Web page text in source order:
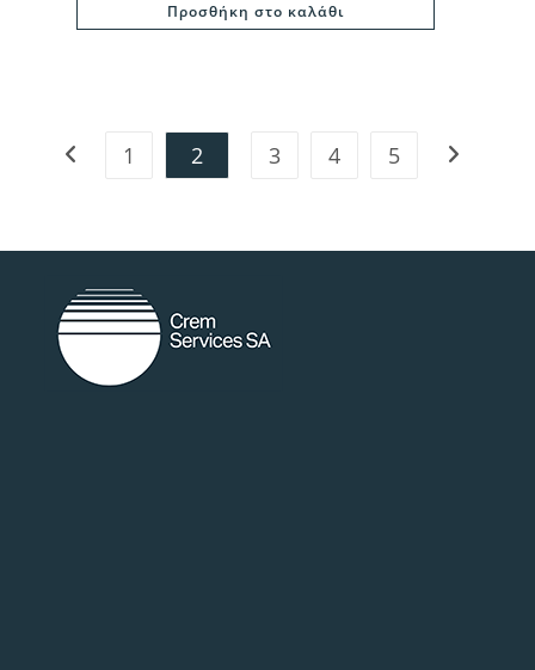
Προσθήκη στο καλάθι
1 2 3 4 5